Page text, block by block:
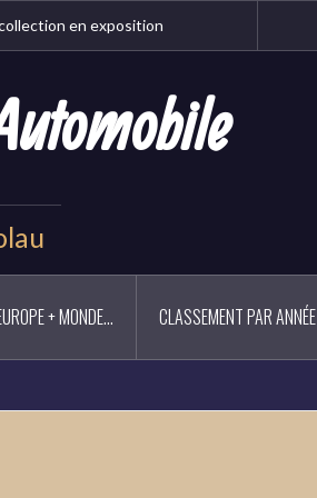
en exposition
+ MONDE… CLASSEMENT PAR ANNÉE